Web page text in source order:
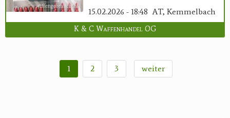
15.02.2026 - 18:48 AT, Kemmelbach
K & C Waffenhandel OG
1 2 3 weiter